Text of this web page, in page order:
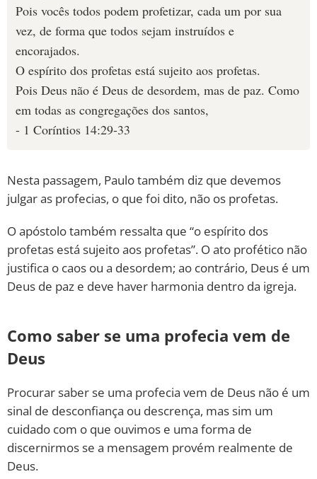
Pois vocês todos podem profetizar, cada um por sua
vez, de forma que todos sejam instruídos e
encorajados.
O espírito dos profetas está sujeito aos profetas.
Pois Deus não é Deus de desordem, mas de paz. Como
em todas as congregações dos santos,
- 1 Coríntios 14:29-33
Nesta passagem, Paulo também diz que devemos
julgar as profecias, o que foi dito, não os profetas.
O apóstolo também ressalta que “o espírito dos
profetas está sujeito aos profetas”. O ato profético não
justifica o caos ou a desordem; ao contrário, Deus é um
Deus de paz e deve haver harmonia dentro da igreja.
Como saber se uma profecia vem de
Deus
Procurar saber se uma profecia vem de Deus não é um
sinal de desconfiança ou descrença, mas sim um
cuidado com o que ouvimos e uma forma de
discernirmos se a mensagem provém realmente de
Deus.